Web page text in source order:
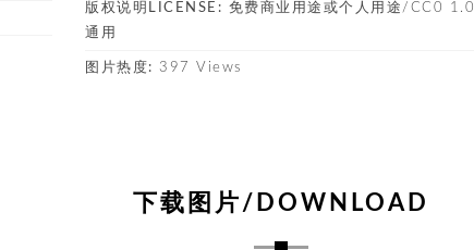
版权说明LICENSE: 免费商业用途或个人用途/CC0 1.0
通用
图片热度: 397 Views
下载图片/DOWNLOAD